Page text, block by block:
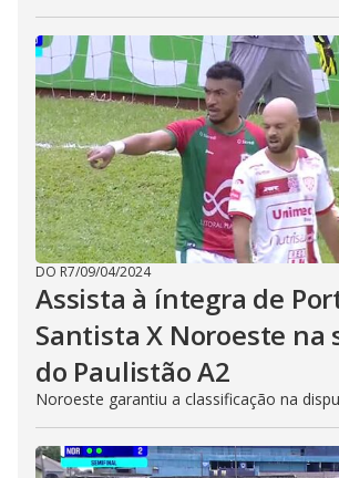
DO R7/09/04/2024
Assista à íntegra de
Santista X Noroeste na
do Paulistão A2
Noroeste garantiu a classificação na